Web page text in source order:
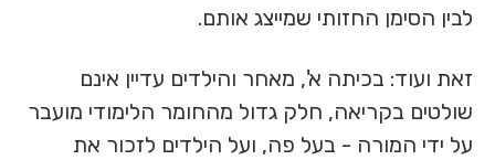
לבין הסימן החזותי שמייצג אותם.
זאת ועוד: בכיתה א', מאחר והילדים עדיין אינם
שולטים בקריאה, חלק גדול מהחומר הלימודי מועבר
על ידי המורה - בעל פה, ועל הילדים לזכור את